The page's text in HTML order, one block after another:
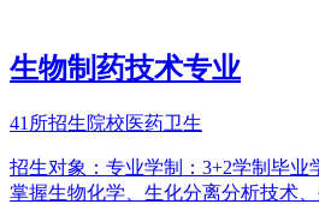
生物制药技术专业
41所招生院校医药卫生
招生对象：专业学制：3+2学制毕业
掌握生物化学、生化分离分析技术